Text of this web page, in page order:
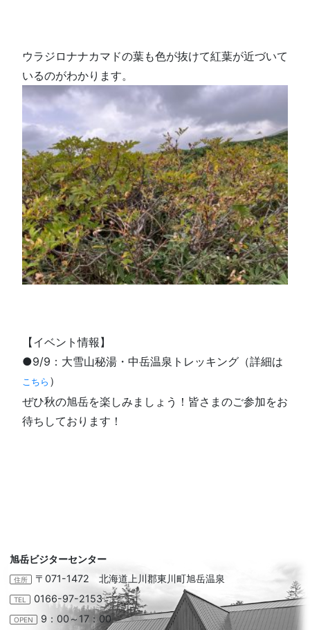
ウラジロナナカマドの葉も色が抜けて紅葉が近づいて
いるのがわかります。
【イベント情報】
●9/9：大雪山秘湯・中岳温泉トレッキング（詳細は
こちら ）
ぜひ秋の旭岳を楽しみましょう！皆さまのご参加をお
待ちしております！
旭岳ビジターセンター
住所 〒071-1472 北海道上川郡東川町旭岳温泉
TEL 0166-97-2153
OPEN 9：00～17：00